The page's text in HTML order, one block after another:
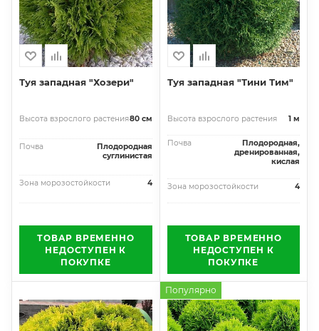
Туя западная "Хозери"
Высота взрослого растения80 см
Почва
Плодородная
суглинистая
Зона морозостойкости 4
ТОВАР ВРЕМЕННО
НЕДОСТУПЕН К
ПОКУПКЕ
Туя западная "Тини Тим"
Высота взрослого растения 1 м
Почва
Плодородная,
дренированная,
кислая
Зона морозостойкости 4
ТОВАР ВРЕМЕННО
НЕДОСТУПЕН К
ПОКУПКЕ
Популярно